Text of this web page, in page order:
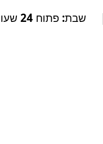
שבת: פתוח 24 שעות